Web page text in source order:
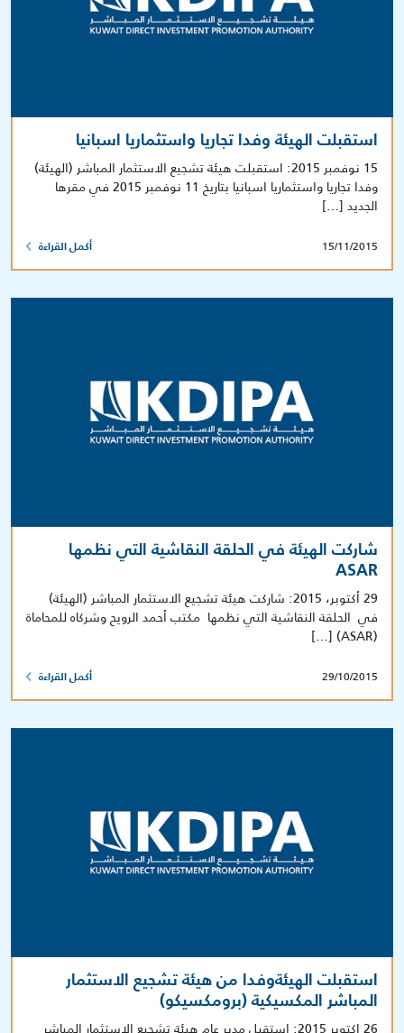
استقبلت الهيئة وفدا تجاريا واستثماريا اسبانيا
15 نوفمبر 2015: استقبلت هيئة تشجيع الاستثمار المباشر (الهيئة)
وفدا تجاريا واستثماريا اسبانيا بتاريخ 11 نوفمبر 2015 في مقرها
الجديد […]
15/11/2015 أكمل القراءة
شاركت الهيئة في الحلقة النقاشية التي نظمها
ASAR
29 أكتوبر، 2015: شاركت هيئة تشجيع الاستثمار المباشر (الهيئة)
في الحلقة النقاشية التي نظمها مكتب أحمد الرويح وشركاه للمحاماة
(ASAR) […]
29/10/2015 أكمل القراءة
استقبلت الهيئةوفدا من هيئة تشجيع الاستثمار
المباشر المكسيكية (برومكسيكو)
26 اكتوبر 2015: استقبل مدير عام هيئة تشجيع الاستثمار المباشر